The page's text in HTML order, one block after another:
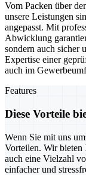
Vom Packen über
unsere Leistungen
angepasst. Mit
Abwicklung
sondern auch sicher
Expertise einer
auch im
Features
Diese Vorteile
Wenn Sie mit uns
Vorteilen. Wir bieten
auch eine Vielzahl
einfacher und